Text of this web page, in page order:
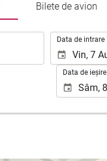
Bilete de avion
Data de intrare
Data de ieșire